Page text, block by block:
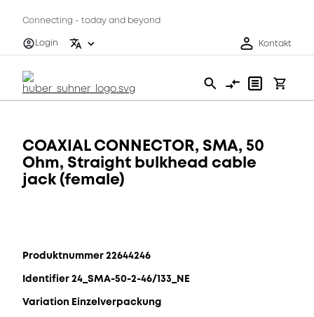
Connecting - today and beyond
Login
Kontakt
COAXIAL CONNECTOR, SMA, 50
Ohm, Straight bulkhead cable
jack (female)
Produktnummer 22644246
Identifier 24_SMA-50-2-46/133_NE
Variation Einzelverpackung